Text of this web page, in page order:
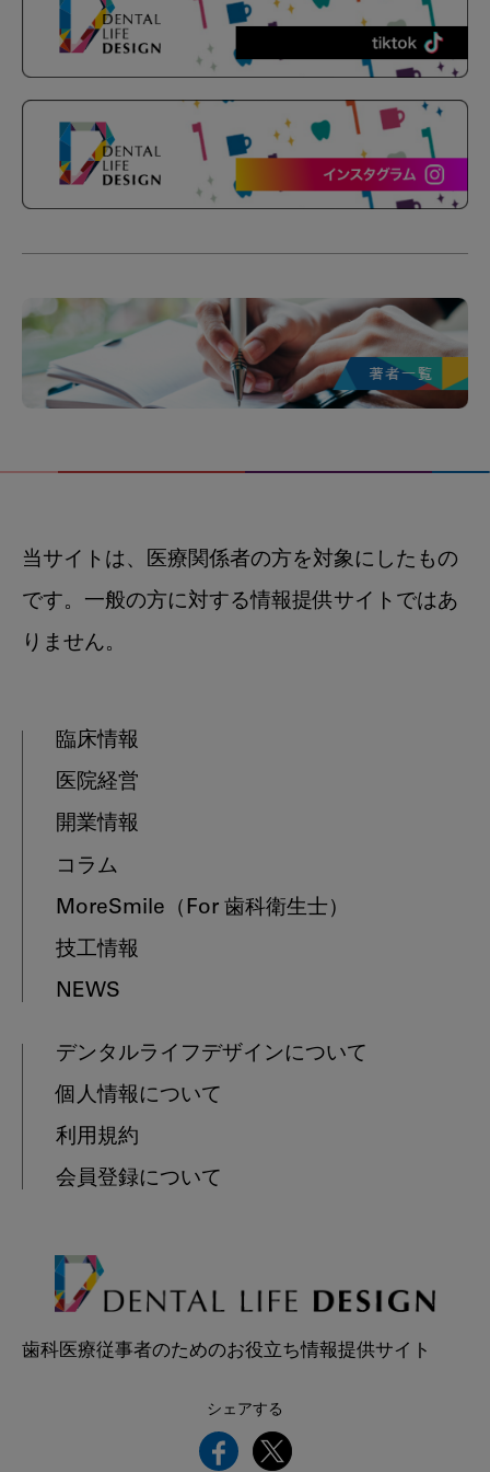
当サイトは、医療関係者の方を対象にしたもの
です。一般の方に対する情報提供サイトではあ
りません。
臨床情報
医院経営
開業情報
コラム
MoreSmile （For 歯科衛生士）
技工情報
NEWS
デンタルライフデザインについて
個人情報について
利用規約
会員登録について
歯科医療従事者のためのお役立ち情報提供サイト
シェアする